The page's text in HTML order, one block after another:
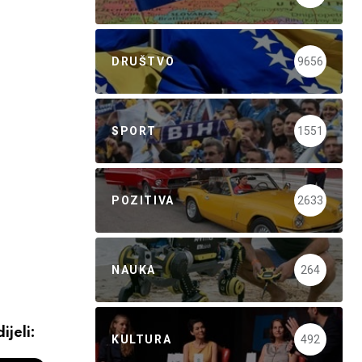
DRUŠTVO 9656
SPORT 1551
POZITIVA 2633
NAUKA 264
KULTURA 492